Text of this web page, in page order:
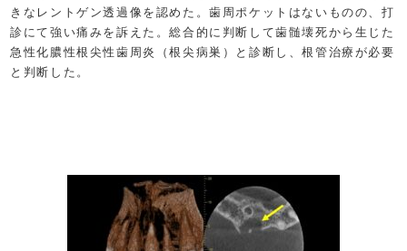
きなレントゲン透過像を認めた。歯周ポケットはないものの、打
診にて強い痛みを訴えた。総合的に判断して歯髄壊死から生じた
急性化膿性根尖性歯周炎（根尖病巣）と診断し、根管治療が必要
と判断した。